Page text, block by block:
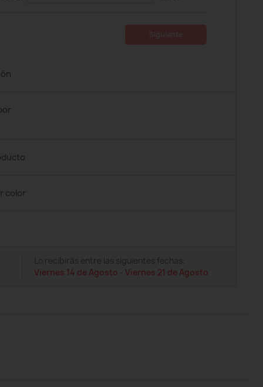
color
Lo recibirás entre las siguientes fechas:
Viernes 14 de Agosto - Viernes 21 de Agosto